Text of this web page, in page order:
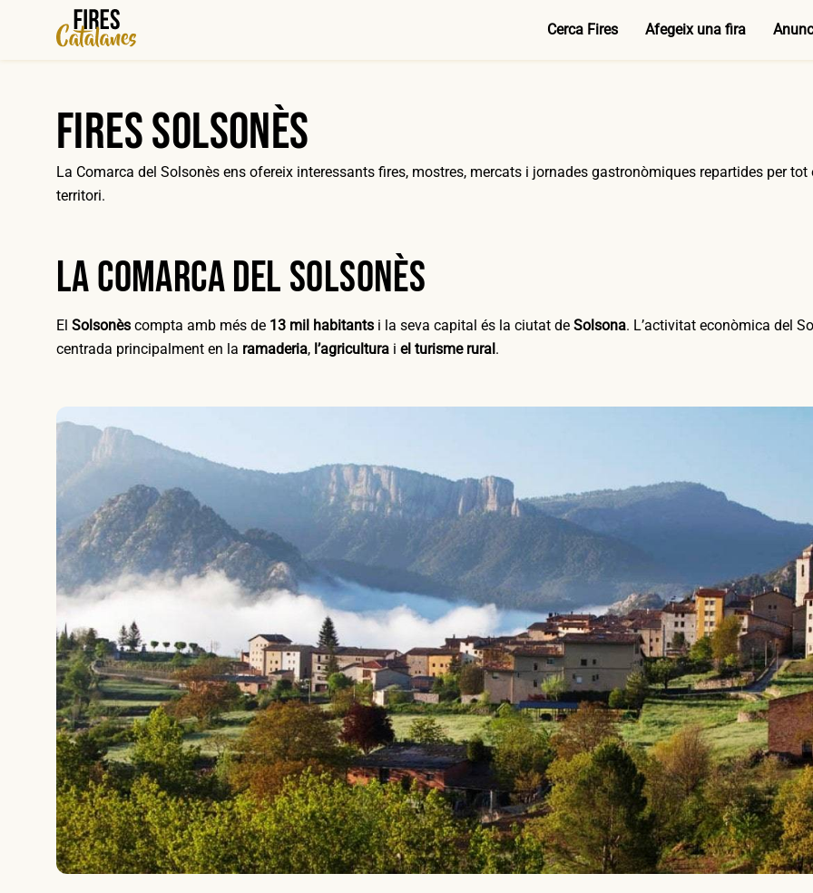
Cerca Fires Afegeix una fira
Fires Solsonès
La Comarca del Solsonès ens ofereix interessants fires, mostres, mercats i jornades gastronòmiques repartides per tot
territori.
La Comarca del Solsonès
El Solsonès compta amb més de 13 mil habitants i la seva capital és la ciutat de Solsona. L’activitat econòmica del
centrada principalment en la ramaderia, l’agricultura i el turisme rural.